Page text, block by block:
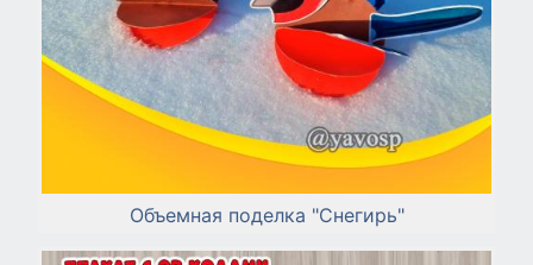
Объемная поделка "Снегирь"